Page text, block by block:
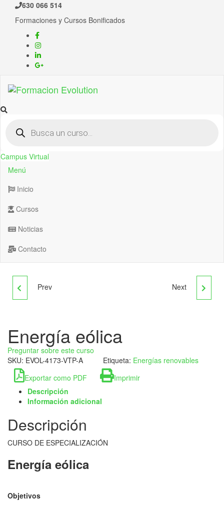
630 066 514
Formaciones y Cursos Bonificados
Campus Virtual
Menú
Inicio
Cursos
Noticias
Contacto
Prev ENERGÍA EÓLICA Y
Next
Energía eólica
Preguntar sobre este curso
SKU: EVOL-4173-VTP-A Etiqueta: Energías renovables
Exportar como PDF
Imprimir
Descripción
Información adicional
Descripción
CURSO DE ESPECIALIZACIÓN
Energía eólica
Objetivos